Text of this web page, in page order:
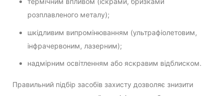
розплавленого металу);
шкідливим випромінюванням (ультрафіолетовим,
інфрачервоним, лазерним);
надмірним освітленням або яскравим відблиском.
Правильний підбір засобів захисту дозволяє знизити